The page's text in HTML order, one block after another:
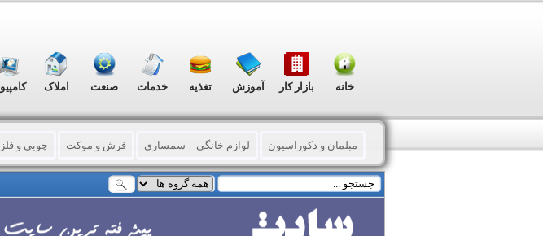
خانه بازار کار آموزش تغذیه خدمات صنعت املاک
مبلمان و دکوراسیون لوازم خانگی – سمساری فرش و موکت چوبی و
حراج صوتی – تصویری پوشاک - کیف و کفش
گاو صندوق – صندوق فروشگاهی لوازم اداری و فروشگاهی